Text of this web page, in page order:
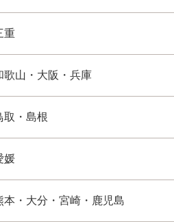
重
歌山・大阪・兵庫
取・島根
媛
・大分・宮崎・鹿児島